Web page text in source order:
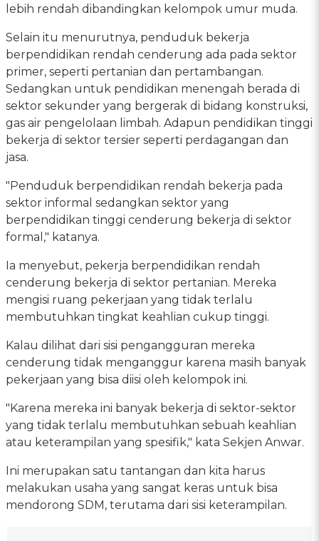
lebih rendah dibandingkan kelompok umur muda.
Selain itu menurutnya, penduduk bekerja
berpendidikan rendah cenderung ada pada sektor
primer, seperti pertanian dan pertambangan.
Sedangkan untuk pendidikan menengah berada di
sektor sekunder yang bergerak di bidang konstruksi,
gas air pengelolaan limbah. Adapun pendidikan tinggi
bekerja di sektor tersier seperti perdagangan dan
jasa.
"Penduduk berpendidikan rendah bekerja pada
sektor informal sedangkan sektor yang
berpendidikan tinggi cenderung bekerja di sektor
formal," katanya.
Ia menyebut, pekerja berpendidikan rendah
cenderung bekerja di sektor pertanian. Mereka
mengisi ruang pekerjaan yang tidak terlalu
membutuhkan tingkat keahlian cukup tinggi.
Kalau dilihat dari sisi pengangguran mereka
cenderung tidak menganggur karena masih banyak
pekerjaan yang bisa diisi oleh kelompok ini.
"Karena mereka ini banyak bekerja di sektor-sektor
yang tidak terlalu membutuhkan sebuah keahlian
atau keterampilan yang spesifik," kata Sekjen Anwar.
Ini merupakan satu tantangan dan kita harus
melakukan usaha yang sangat keras untuk bisa
mendorong SDM, terutama dari sisi keterampilan.